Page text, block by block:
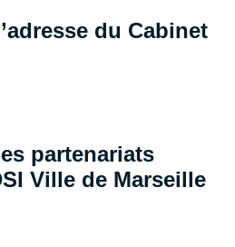
du Cabinet
partenariats
Ville de Marseille